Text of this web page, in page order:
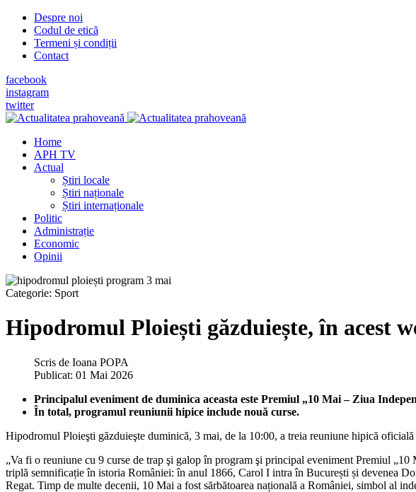
Despre noi
Codul de etică
Termeni și condiții
Contact
facebook
instagram
twitter
Home
APH TV
Actual
Știri locale
Știri naționale
Știri internaționale
Politic
Administrație
Economic
Opinii
Categorie: Sport
Hipodromul Ploiești găzduiește, în acest
Scris de Ioana POPA
Publicat: 01 Mai 2026
Principalul eveniment de duminica aceasta este Premiul „10 Mai – Ziua
În total, programul reuniunii hipice include nouă curse.
Hipodromul Ploieşti găzduieşte duminică, 3 mai, de la 10:00, a treia reuniune hipică oficială
„Va fi o reuniune cu 9 curse de trap şi galop în program şi principal eveniment Premiul
triplă semnificație în istoria României: în anul 1866, Carol I intra în București și devenea
Regat. Timp de multe decenii, 10 Mai a fost sărbătoarea națională a României, simbol al